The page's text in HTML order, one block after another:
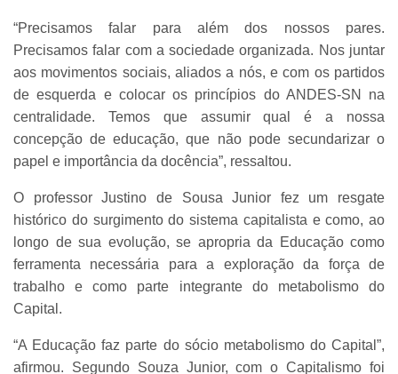
“Precisamos falar para além dos nossos pares.
Precisamos falar com a sociedade organizada. Nos juntar
aos movimentos sociais, aliados a nós, e com os partidos
de esquerda e colocar os princípios do ANDES-SN na
centralidade. Temos que assumir qual é a nossa
concepção de educação, que não pode secundarizar o
papel e importância da docência”, ressaltou.
O professor Justino de Sousa Junior fez um resgate
histórico do surgimento do sistema capitalista e como, ao
longo de sua evolução, se apropria da Educação como
ferramenta necessária para a exploração da força de
trabalho e como parte integrante do metabolismo do
Capital.
“A Educação faz parte do sócio metabolismo do Capital”,
afirmou. Segundo Souza Junior, com o Capitalismo foi